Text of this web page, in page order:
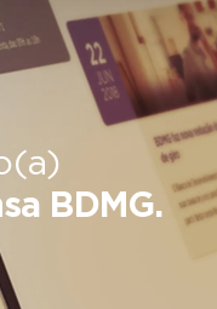
BDMG.